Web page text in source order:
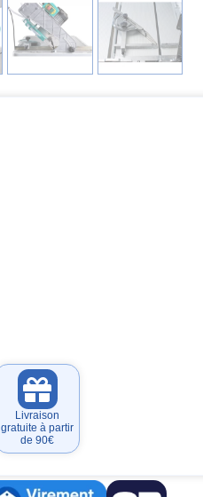
Livraison
gratuite à partir
de 90€